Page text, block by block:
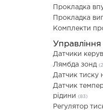
Прокладка
Прокладка
Комплекти
Датчики
Лямбда зонд
Датчик тиску
Датчик
рідини (83)
Регулятор